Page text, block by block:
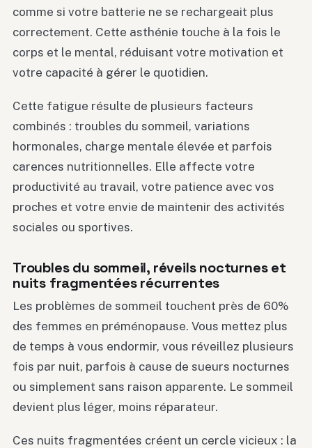
comme si votre batterie ne se rechargeait plus
correctement. Cette asthénie touche à la fois le
corps et le mental, réduisant votre motivation et
votre capacité à gérer le quotidien.
Cette fatigue résulte de plusieurs facteurs
combinés : troubles du sommeil, variations
hormonales, charge mentale élevée et parfois
carences nutritionnelles. Elle affecte votre
productivité au travail, votre patience avec vos
proches et votre envie de maintenir des activités
sociales ou sportives.
Troubles du sommeil, réveils nocturnes et
nuits fragmentées récurrentes
Les problèmes de sommeil touchent près de 60%
des femmes en préménopause. Vous mettez plus
de temps à vous endormir, vous réveillez plusieurs
fois par nuit, parfois à cause de sueurs nocturnes
ou simplement sans raison apparente. Le sommeil
devient plus léger, moins réparateur.
Ces nuits fragmentées créent un cercle vicieux : la